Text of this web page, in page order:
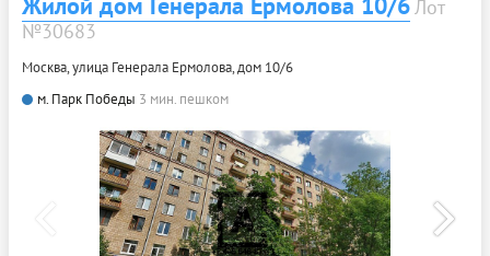
Лот
№30683
Москва, улица Генерала Ермолова, дом 10/6
м. Парк Победы 3 мин. пешком